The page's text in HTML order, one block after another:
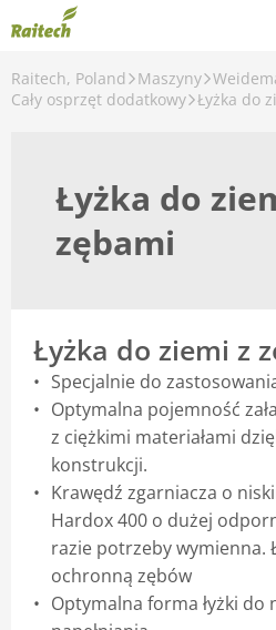
Raitech, Poland Maszyny
Cały osprzęt dodatkowy Łyżka do
Łyżka do
zębami
Łyżka do ziemi z
Specjalnie do
Optymalna pojemność
z ciężkimi materiałami
konstrukcji.
Krawędź zgarniacza o
Hardox 400 o dużej
razie potrzeby wymienna.
ochronną zębów
Optymalna forma łyżki do
Maszyny
Części zamienne
Serwis
Finansowanie
Kariera
O nas
Kontakt
Blog